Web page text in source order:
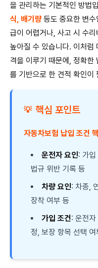
을 관리하는 기본적인 방법
식, 배기량 등도 중요한 변
급이 어렵거나, 사고 시 수
높아질 수 있습니다. 이처럼
격을 이루기 때문에, 정확한
를 기반으로 한 견적 확인이
💡 핵심 포인트
자동차보험 납입 조건
운전자 요인: 가
법규 위반 기록 등
차량 요인: 차종,
장착 여부 등
가입 조건: 운전
정, 보장 항목 선택 여